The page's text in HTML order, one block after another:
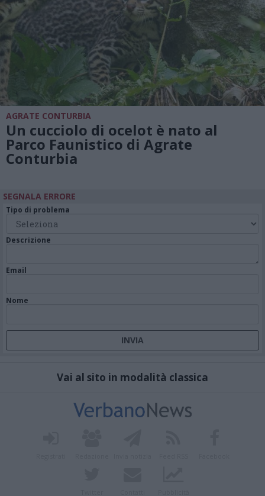
AGRATE CONTURBIA
Un cucciolo di ocelot è nato al
Parco Faunistico di Agrate
Conturbia
SEGNALA ERRORE
Tipo di problema
Descrizione
Email
Nome
Vai al sito in modalità classica